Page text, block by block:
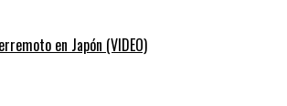
en Japón (VIDEO)